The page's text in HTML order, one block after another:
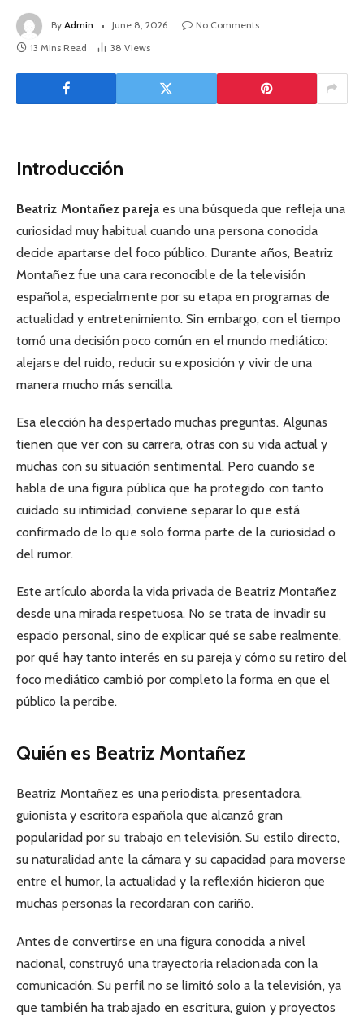
By Admin June 8, 2026
No Comments
13 Mins Read
38 Views
Introducción
Beatriz Montañez parejaes una búsqueda que refleja una
curiosidad muy habitual cuando una persona conocida
decide apartarse del foco público. Durante años, Beatriz
Montañez fue una cara reconocible de la televisión
española, especialmente por su etapa en programas de
actualidad y entretenimiento. Sin embargo, con el tiempo
tomó una decisión poco común en el mundo mediático:
alejarse del ruido, reducir su exposición y vivir de una
manera mucho más sencilla.
Esa elección ha despertado muchas preguntas. Algunas
tienen que ver con su carrera, otras con su vida actual y
muchas con su situación sentimental. Pero cuando se
habla de una figura pública que ha protegido con tanto
cuidado su intimidad, conviene separar lo que está
confirmado de lo que solo forma parte de la curiosidad o
del rumor.
Este artículo aborda la vida privada de Beatriz Montañez
desde una mirada respetuosa. No se trata de invadir su
espacio personal, sino de explicar qué se sabe realmente,
por qué hay tanto interés en su pareja y cómo su retiro del
foco mediático cambió por completo la forma en que el
público la percibe.
Quién es Beatriz Montañez
Beatriz Montañez es una periodista, presentadora,
guionista y escritora española que alcanzó gran
popularidad por su trabajo en televisión. Su estilo directo,
su naturalidad ante la cámara y su capacidad para moverse
entre el humor, la actualidad y la reflexión hicieron que
muchas personas la recordaran con cariño.
Antes de convertirse en una figura conocida a nivel
nacional, construyó una trayectoria relacionada con la
comunicación. Su perfil no se limitó solo a la televisión, ya
que también ha trabajado en escritura, guion y proyectos